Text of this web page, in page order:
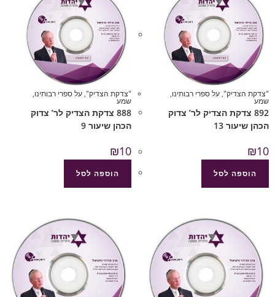
"צדקת הצדיק",על ספרי רבותינו,
שמע
892 צדקת הצדיק לר’ צדוק
הכהן שיעור 13
₪10
הוספה לסל
"צדקת הצדיק",על ספרי רבותינו,
שמע
888 צדקת הצדיק לר’ צדוק
הכהן שיעור 9
₪10
הוספה לסל